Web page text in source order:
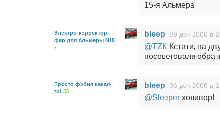
15-я Альмера
Электро-корректор
фар для Альмеры N15
7
bleep 09 дек 2008 в
@TZK Кстати, на
посоветовали
Просто фобия какая-
то! 50
bleep 06 дек 2008 в
@Sleeperхоливор!